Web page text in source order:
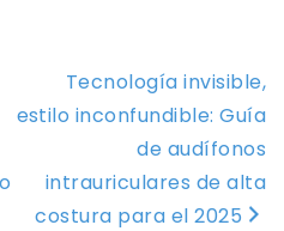
Tecnología invisible,
estilo inconfundible: Guía
de audífonos
intrauriculares de alta
costura para el 2025